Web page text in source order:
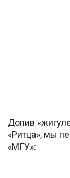
Допив
«Ритца», мы
«МГУ»: